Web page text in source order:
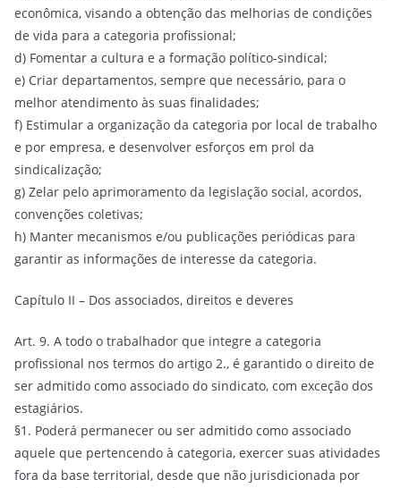
econômica, visando a obtenção das melhorias de condições
de vida para a categoria profissional;
d) Fomentar a cultura e a formação político-sindical;
e) Criar departamentos, sempre que necessário, para o
melhor atendimento às suas finalidades;
f) Estimular a organização da categoria por local de trabalho
e por empresa, e desenvolver esforços em prol da
sindicalização;
g) Zelar pelo aprimoramento da legislação social, acordos,
convenções coletivas;
h) Manter mecanismos e/ou publicações periódicas para
garantir as informações de interesse da categoria.
Capítulo II – Dos associados, direitos e deveres
Art. 9. A todo o trabalhador que integre a categoria
profissional nos termos do artigo 2., é garantido o direito de
ser admitido como associado do sindicato, com exceção dos
estagiários.
§1. Poderá permanecer ou ser admitido como associado
aquele que pertencendo à categoria, exercer suas atividades
fora da base territorial, desde que não jurisdicionada por